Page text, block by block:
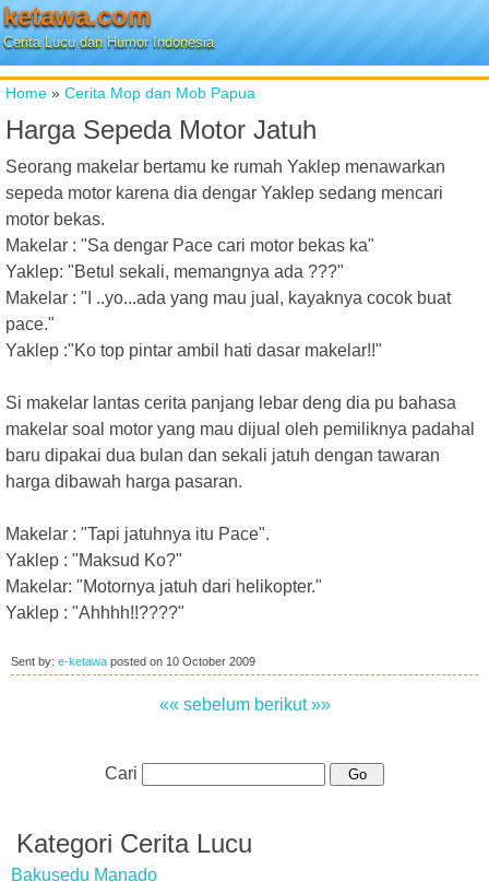
ketawa.com
Cerita Lucu dan Humor Indonesia
Home » Cerita Mop dan Mob Papua
Harga Sepeda Motor Jatuh
Seorang makelar bertamu ke rumah Yaklep menawarkan
sepeda motor karena dia dengar Yaklep sedang mencari
motor bekas.
Makelar : "Sa dengar Pace cari motor bekas ka"
Yaklep: "Betul sekali, memangnya ada ???"
Makelar : "I ..yo...ada yang mau jual, kayaknya cocok buat
pace."
Yaklep :"Ko top pintar ambil hati dasar makelar!!"
Si makelar lantas cerita panjang lebar deng dia pu bahasa
makelar soal motor yang mau dijual oleh pemiliknya padahal
baru dipakai dua bulan dan sekali jatuh dengan tawaran
harga dibawah harga pasaran.
Makelar : "Tapi jatuhnya itu Pace".
Yaklep : "Maksud Ko?"
Makelar: "Motornya jatuh dari helikopter."
Yaklep : "Ahhhh!!????"
Sent by: e-ketawa posted on 10 October 2009
«« sebelum berikut »»
Cari
Kategori Cerita Lucu
Bakusedu Manado